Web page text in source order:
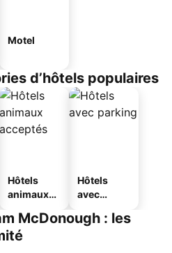
Motel
d’hôtels populaires
Hôtels
animaux
Hôtels
avec
McDonough : les